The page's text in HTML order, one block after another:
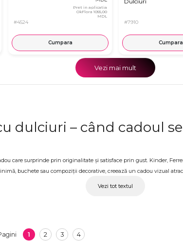
#4524
Pret in aplicatia
OkFlora 1055,00
MDL
Cumpara
#7910
Cumpara
Vezi mai mult
dulciuri – când cadoul
care surprinde prin originalitate și satisface prin gust. Kinder,
buchete sau compoziții decorative, creează un cadou vizual
neașteptat și cu adevărat apreciat. Fiecare aranjament este pregătit
Vezi tot textul
1 2 3 4